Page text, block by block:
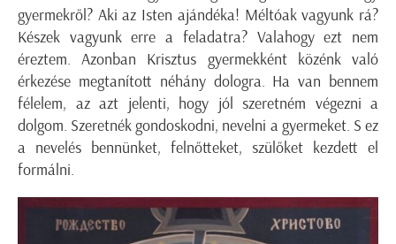
gyermekről? Aki az Isten ajándéka! Méltóak vagyunk rá?
Készek vagyunk erre a feladatra? Valahogy ezt nem
éreztem. Azonban Krisztus gyermekként közénk való
érkezése megtanított néhány dologra. Ha van bennem
félelem, az azt jelenti, hogy jól szeretném végezni a
dolgom. Szeretnék gondoskodni, nevelni a gyermeket. S ez
a nevelés bennünket, felnőtteket, szülőket kezdett el
formálni.